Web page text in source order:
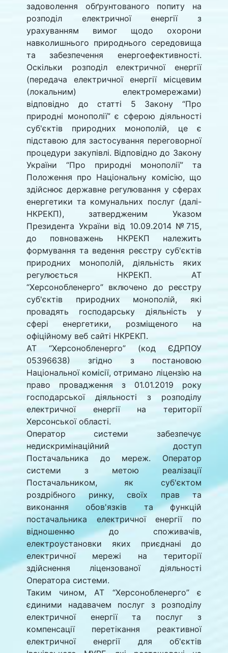
задоволення обґрунтованого попиту на
розподіл електричної енергії з
урахуванням вимог щодо охорони
навколишнього природнього середовища
та забезпечення енергоефективності.
Оскільки розподіл електричної енергії
(передача електричної енергії місцевим
(локальним) електромережами)
відповідно до статті 5 Закону “Про
природні монополії” є сферою діяльності
суб'єктів природних монополій, це є
підставою для застосування переговорної
процедури закупівлі. Відповідно до Закону
України “Про природні монополії” та
Положення про Національну комісію, що
здійснює державне регулювання у сферах
енергетики та комунальних послуг (далі-
НКРЕКП), затвердженим Указом
Президента України від 10.09.2014 №715,
до повноважень НКРЕКП належить
формування та ведення реєстру суб'єктів
природних монополій, діяльність яких
регулюється НКРЕКП. АТ
“Херсонобленерго” включено до реєстру
суб'єктів природних монополій, які
провадять господарську діяльність у
сфері енергетики, розміщеного на
офіційному веб сайті НКРЕКП.
АТ “Херсонобленерго” (код ЄДРПОУ
05396638) згідно з постановою
Національної комісії, отримано ліцензію на
право провадження з 01.01.2019 року
господарської діяльності з розподілу
електричної енергії на території
Херсонської області.
Оператор системи забезпечує
недискримінаційний доступ
Постачальника до мереж. Оператор
системи з метою реалізації
Постачальником, як суб'єктом
роздрібного ринку, своїх прав та
виконання обов'язків та функцій
постачальника електричної енергії по
відношенню до споживачів,
електроустановки яких приєднані до
електричної мережі на території
здійснення ліцензованої діяльності
Оператора системи.
Таким чином, АТ “Херсонобленерго” є
єдиними надавачем послуг з розподілу
електричної енергії та послуг з
компенсації перетікання реактивної
електричної енергії для об'єктів